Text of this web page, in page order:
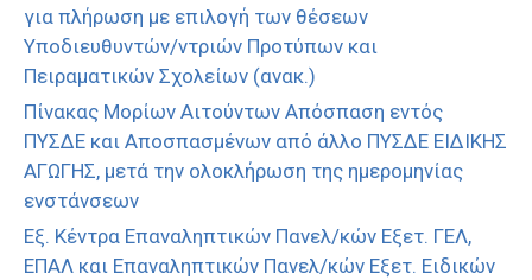
για πλήρωση με επιλογή των θέσεων
Υποδιευθυντών/ντριών Προτύπων και
Πειραματικών Σχολείων (ανακ.)
Πίνακας Μορίων Αιτούντων Απόσπαση εντός
ΠΥΣΔΕ και Αποσπασμένων από άλλο ΠΥΣΔΕ ΕΙΔΙΚΗΣ
ΑΓΩΓΗΣ, μετά την ολοκλήρωση της ημερομηνίας
ενστάνσεων
Εξ. Κέντρα Επαναληπτικών Πανελ/κών Εξετ. ΓΕΛ,
ΕΠΑΛ και Επαναληπτικών Πανελ/κών Εξετ. Ειδικών